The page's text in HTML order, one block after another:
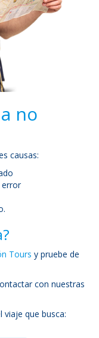
no
causas:
error
Tours y pruebe de
con nuestras
que busca: